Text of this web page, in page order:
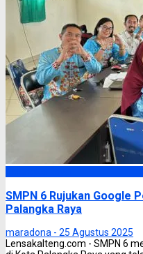
SMPN 6 Rujukan Google
Palangka Raya
maradona - 25 Agustus 2025
Lensakalteng.com - SMPN 6